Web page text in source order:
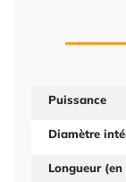
Puissance
Diamètre
Longueur (en